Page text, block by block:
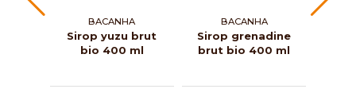
BACANHA
Sirop yuzu brut
bio 400 ml
BACANHA
Sirop grenadine
brut bio 400 ml